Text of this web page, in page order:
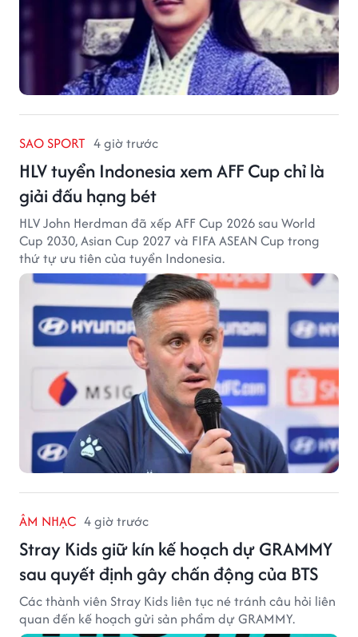
SAO SPORT 4 giờ trước
HLV tuyển Indonesia xem AFF Cup chỉ là
giải đấu hạng bét
HLV John Herdman đã xếp AFF Cup 2026 sau World
Cup 2030, Asian Cup 2027 và FIFA ASEAN Cup trong
thứ tự ưu tiên của tuyển Indonesia.
ÂM NHẠC 4 giờ trước
Stray Kids giữ kín kế hoạch dự GRAMMY
sau quyết định gây chấn động của BTS
Các thành viên Stray Kids liên tục né tránh câu hỏi liên
quan đến kế hoạch gửi sản phẩm dự GRAMMY.